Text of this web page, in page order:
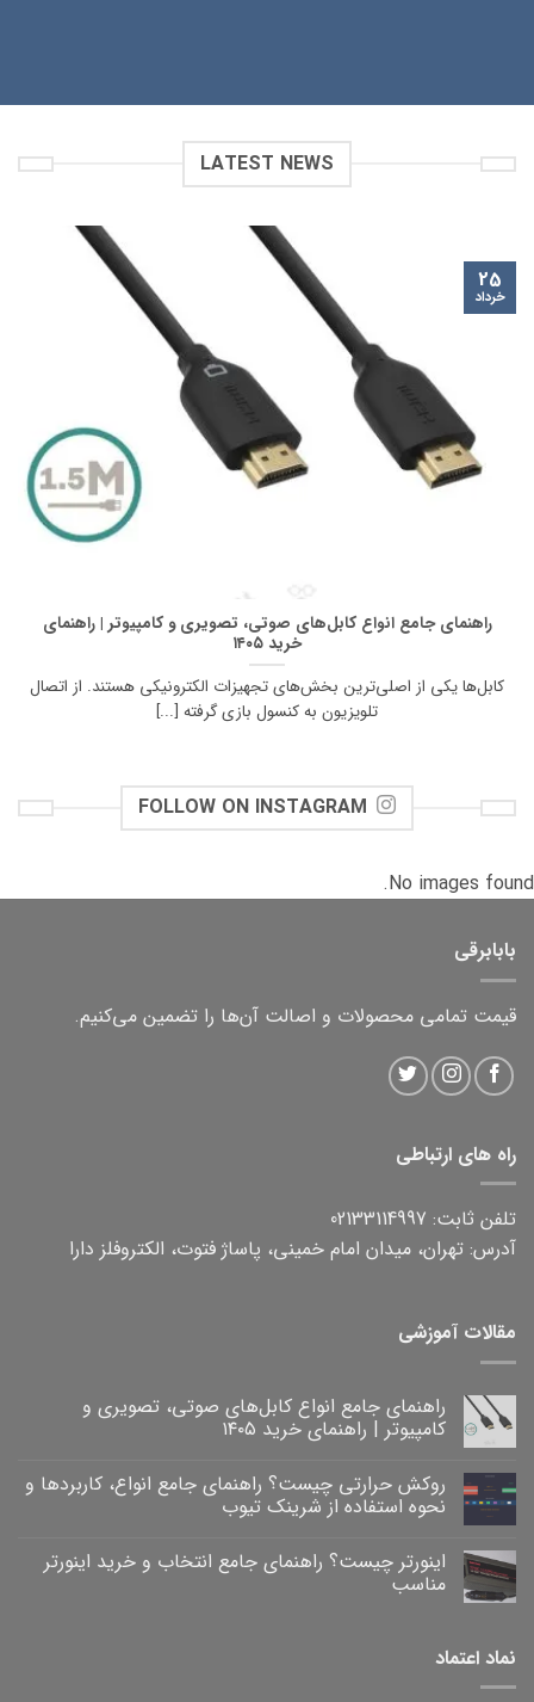
LATEST NEWS
راهنمای جامع انواع کابل‌های صوتی، تصویری و کامپیوتر | راهنمای
خرید ۱۴۰۵
کابل‌ها یکی از اصلی‌ترین بخش‌های تجهیزات الکترونیکی هستند. از اتصال
تلویزیون به کنسول بازی گرفته [...]
25
خرداد
FOLLOW ON INSTAGRAM
No images found.
بابابرقی
قیمت تمامی محصولات و اصالت آن‌ها را تضمین می‌کنیم.
راه های ارتباطی
تلفن ثابت: 02133114997
آدرس: تهران، میدان امام خمینی، پاساژ فتوت، الکتروفلز دارا
مقالات آموزشی
راهنمای جامع انواع کابل‌های صوتی، تصویری و
کامپیوتر | راهنمای خرید ۱۴۰۵
برای
راهنمای
جامع
صوتی،
تصویری
و
خرید
۱۴۰۵
ثبت
نشده
روکش حرارتی چیست؟ راهنمای جامع انواع، کاربردها و
نحوه استفاده از شرینک تیوب
برای
روکش
حرارتی
انواع،
کاربردها
ثبت
نشده
اینورتر چیست؟ راهنمای جامع انتخاب و خرید اینورتر
مناسب
اینورتر
چیست؟
نشده
نماد اعتماد